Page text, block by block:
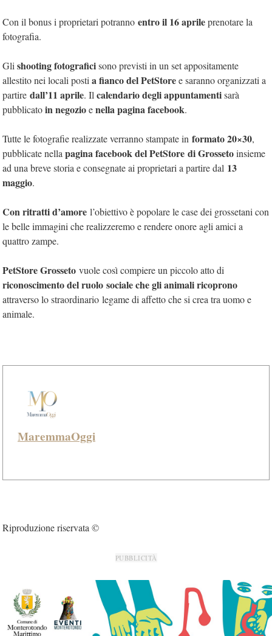
Con il bonus i proprietari potranno entro il 16 aprileprenotare la
fotografia.
Gli shooting fotograficisono previsti in un set appositamente
allestito nei locali posti a fianco del PetStoree saranno organizzati a
partire dall’11 aprile. Il calendario degli appuntamentisarà
pubblicatoin negozioenella pagina facebook.
Tutte le fotografie realizzate verranno stampate in formato 20×30,
pubblicate nella pagina facebook delPetStore di Grossetoinsieme
ad una breve storia e consegnate ai proprietari a partire dal 13
maggio.
Con ritratti d’amore l’obiettivo è popolare le case dei grossetani con
le belle immagini che realizzeremo e rendere onore agli amici a
quattro zampe.
PetStore Grosseto vuole così compiere un piccolo atto di
riconoscimento del ruolo sociale che gli animali ricoprono
attraverso lo straordinario legame di affetto che si crea tra uomo e
animale.
MaremmaOggi
Riproduzione riservata ©
PUBBLICITÀ